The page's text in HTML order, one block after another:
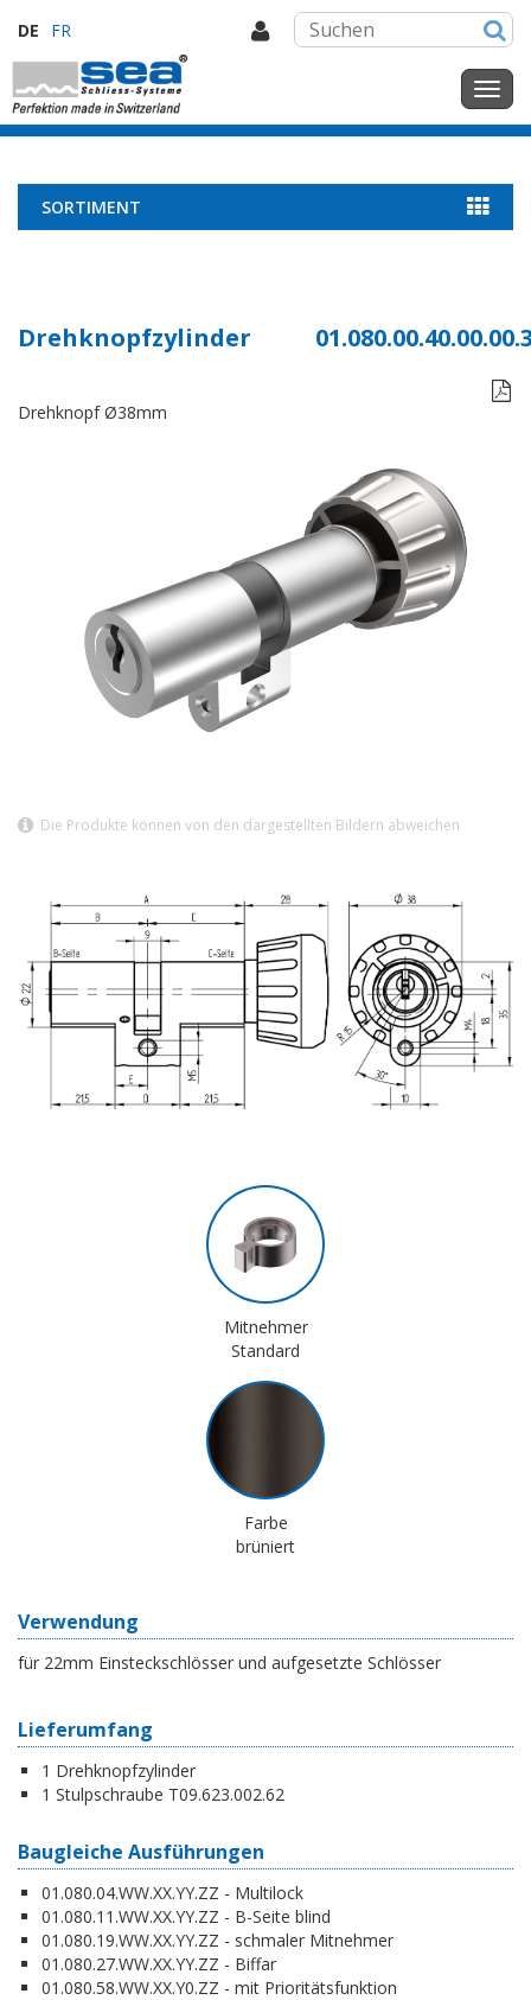
DE FR
SORTIMENT
Drehknopfzylinder

Drehknopf Ø38mm
Die Produkte können von den dargestellten Bildern abweichen
Mitnehmer
Standard
Farbe
brüniert
Verwendung
für 22mm Einsteckschlösser und aufgesetzte Schlösser
Lieferumfang
1 Drehknopfzylinder
1 Stulpschraube T09.623.002.62
Baugleiche Ausführungen
01.080.04.WW.XX.YY.ZZ - Multilock
01.080.11.WW.XX.YY.ZZ - B-Seite blind
01.080.19.WW.XX.YY.ZZ - schmaler Mitnehmer
01.080.27.WW.XX.YY.ZZ - Biffar
01.080.58.WW.XX.Y0.ZZ - mit Prioritätsfunktion